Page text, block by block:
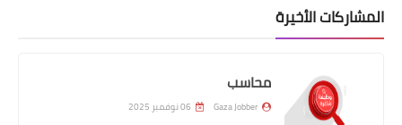
المشاركات الأخيرة
محاسب
Gaza Jobber 06 نوفمبر 2025